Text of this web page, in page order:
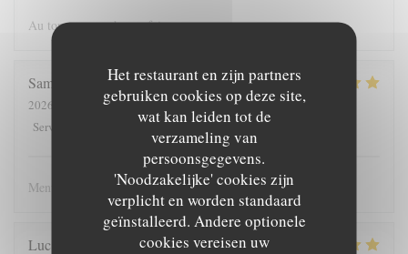
Het restaurant en zijn partners
gebruiken cookies op deze site,
wat kan leiden tot de
verzameling van
persoonsgegevens.
'Noodzakelijke' cookies zijn
verplicht en worden standaard
geïnstalleerd. Andere optionele
cookies vereisen uw
Au top comme chaque fois.
Samuel
2026-08-04
- 19:00 - Gasten 2
Service
Atmosfeer:4/5 Keuken: 5 /5 Kwaliteit / Prijs
Menu exelent, aliments de qualité et cuisine élaboré
Luc et Francine